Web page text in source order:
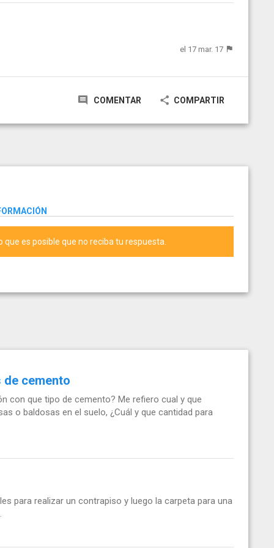
el 17 mar. 17
COMENTAR COMPARTIR
que es posible que no reciba tu respuesta.
de cemento
con que tipo de cemento? Me refiero cual y que
o baldosas en el suelo, ¿Cuál y que cantidad para
para realizar un contrapiso y luego la carpeta para una